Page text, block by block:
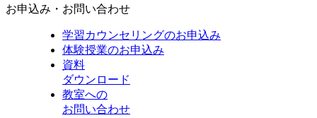
お申込み・お問い合わせ
学習カウンセリングのお申込み
体験授業のお申込み
資料
ダウンロード
教室への
お問い合わせ